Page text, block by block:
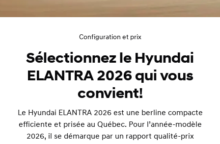
Configuration et prix
Sélectionnez le Hyundai
ELANTRA 2026 qui vous
convient!
Le Hyundai ELANTRA 2026 est une berline compacte
efficiente et prisée au Québec. Pour l’année-modèle
2026, il se démarque par un rapport qualité‑prix